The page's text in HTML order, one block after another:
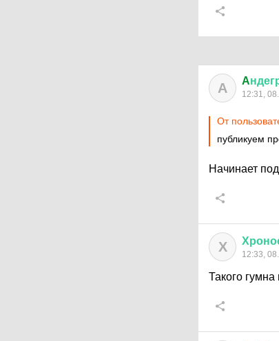
A A
12:31,
От
публикуем
Начинает
Х 12:33,
Такого